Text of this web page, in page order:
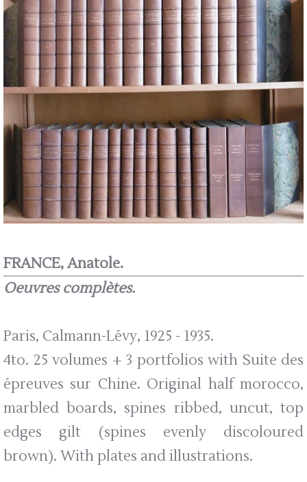
FRANCE, Anatole.
Oeuvres complètes.
Paris, Calmann-Lévy, 1925 - 1935.
4to. 25 volumes + 3 portfolios with Suite des
épreuves sur Chine. Original half morocco,
marbled boards, spines ribbed, uncut, top
edges gilt (spines evenly discoloured
brown). With plates and illustrations.